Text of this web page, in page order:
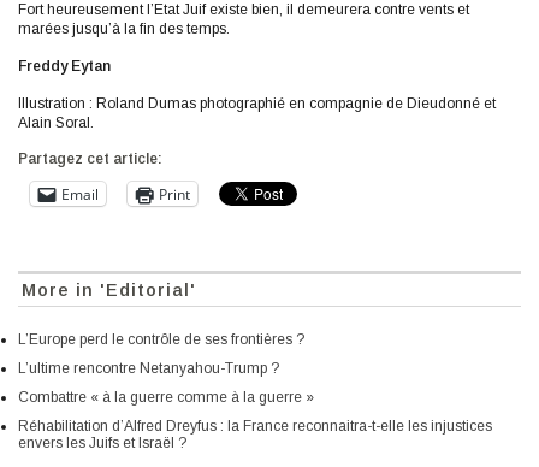
Fort heureusement l’Etat Juif existe bien, il demeurera contre vents et
marées jusqu’à la fin des temps.
Freddy Eytan
Illustration : Roland Dumas photographié en compagnie de Dieudonné et
Alain Soral.
Partagez cet article:
Email Print
More in 'Editorial'
L’Europe perd le contrôle de ses frontières ?
L’ultime rencontre Netanyahou-Trump ?
Combattre « à la guerre comme à la guerre »
Réhabilitation d’Alfred Dreyfus : la France reconnaitra-t-elle les injustices
envers les Juifs et Israël ?